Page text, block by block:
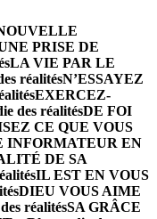
PRISE DE
LA VIE PAR LE
réalitésN’ESSAYEZ
EXERCEZ-
des réalitésDE FOI
CE QUE VOUS
INFORMATEUR EN
DE SA
IL EST EN VOUS
DIEU VOUS AIME
réalitésSA GRÂCE